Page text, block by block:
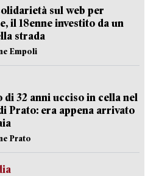
sul web per
il 18enne investito da un
strada
Empoli
di 32 anni ucciso in cella nel
Prato: era appena arrivato
Prato